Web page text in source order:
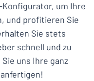
um Ihre
und profitieren Sie
Sie stets
schnell und zu
uns Ihre ganz